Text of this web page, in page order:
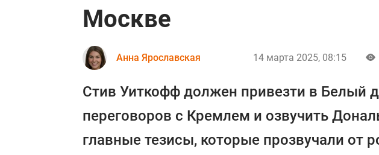
Москве
Анна Ярославская 14 марта 2025, 08:15
Стив Уиткофф должен привезти в Белый
переговоров с Кремлем и озвучить
главные тезисы, которые прозвучали от